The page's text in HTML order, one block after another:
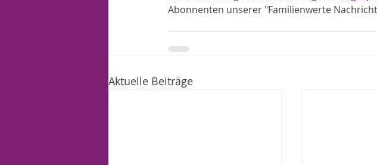
Abonnenten unserer "Familienwerte
Aktuelle Beiträge